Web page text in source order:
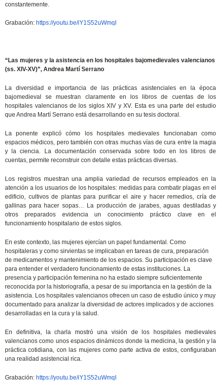
constantemente.
Grabación: https://youtu.be/iY1S52uWmqI
“Las mujeres y la asistencia en los hospitales bajomedievales valencianos
(ss. XIV-XV)”, Andrea Martí Serrano
La diversidad e importancia de las prácticas asistenciales en la época
bajomedieval se muestran claramente en los libros de cuentas de los
hospitales valencianos de los siglos XIV y XV. Esta es una parte del estudio
que Andrea Martí Serrano está desarrollando en su tesis doctoral.
La ponente explicó cómo los hospitales medievales funcionaban como
espacios médicos, pero también con otras muchas vías de cura entre la magia
y la ciencia. La documentación conservada sobre todo en los libros de
cuentas, permite reconstruir con detalle estas prácticas diversas.
Los registros muestran una amplia variedad de recursos empleados en la
atención a los usuarios de los hospitales: medidas para combatir plagas en el
edificio, cultivos de plantas para purificar el aire y hacer remedios, cría de
gallinas para hacer sopas… La producción de jarabes, aguas destiladas y
otros preparados evidencia un conocimiento práctico clave en el
funcionamiento hospitalario de estos siglos.
En este contexto, las mujeres ejercían un papel fundamental. Como
hospitaleras y como sirvientas se implicaban en tareas de cura, preparación
de medicamentos y mantenimiento de los espacios. Su participación es clave
para entender el verdadero funcionamiento de estas instituciones. La
presencia y participación femenina no ha estado siempre suficientemente
reconocida por la historiografía, a pesar de su importancia en la gestión de la
asistencia. Los hospitales valencianos ofrecen un caso de estudio único y muy
documentado para analizar la diversidad de actores implicados y de acciones
desarrolladas en la cura y la salud.
En definitiva, la charla mostró una visión de los hospitales medievales
valencianos como unos espacios dinámicos donde la medicina, la gestión y la
práctica cotidiana, con las mujeres como parte activa de estos, configuraban
una realidad asistencial rica.
Grabación:https://youtu.be/iY1S52uWmqI